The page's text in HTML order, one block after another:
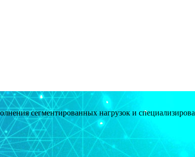
сегментированных нагрузок и